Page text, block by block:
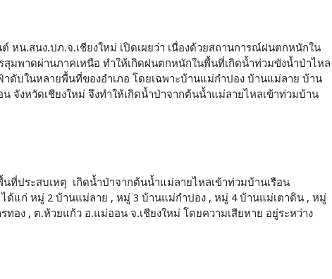
หน.สนง.ปภ.จ.เชียงใหม่ เปิดเผยว่า เนื่องด้วยสถานการณ์ฝนตกหนักใน
มพาดผ่านภาคเหนือ ทำให้เกิดฝนตกหนักในพื้นที่เกิดน้ำท่วมขังน้ำป่าไหล
ดับในหลายพื้นที่ของอำเภอ โดยเฉพาะบ้านแม่กำปอง บ้านแม่ลาย บ้าน
จังหวัดเชียงใหม่ จึงทำให้เกิดน้ำป่าจากต้นน้ำแม่ลายไหลเข้าท่วมบ้าน
นที่ประสบเหตุ เกิดน้ำป่าจากต้นน้ำแม่ลายไหลเข้าท่วมบ้านเรือน
ด้แก่ หมู่ 2 บ้านแม่ลาย , หมู่ 3 บ้านแม่กำปอง , หมู่ 4 บ้านแม่เตาดิน , หมู่
ทอง , ต.ห้วยแก้ว อ.แม่ออน จ.เชียงใหม่ โดยความเสียหาย อยู่ระหว่าง